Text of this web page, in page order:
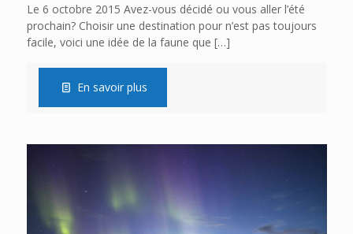
Le 6 octobre 2015 Avez-vous décidé ou vous aller l’été
prochain? Choisir une destination pour n’est pas toujours
facile, voici une idée de la faune que […]
En savoir plus